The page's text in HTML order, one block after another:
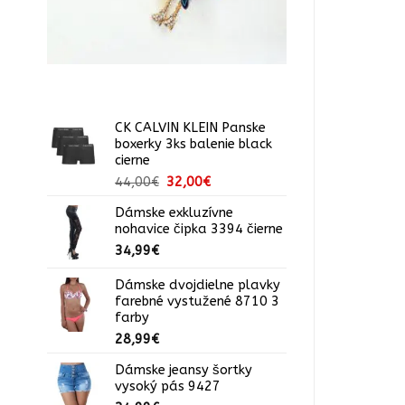
CK CALVIN KLEIN Panske
boxerky 3ks balenie black
cierne
44,00€ Pôvodná
bola:
44,00€.
32,00€Aktuálna
je:
32,00€.
Dámske exkluzívne
nohavice čipka 3394 čierne
34,99€
Dámske dvojdielne plavky
farebné vystužené 8710 3
farby
28,99€
Dámske jeansy šortky
vysoký pás 9427